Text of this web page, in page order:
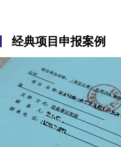
经典项目申报案例